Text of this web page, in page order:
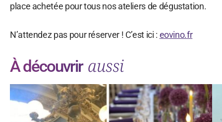
place achetée pour tous nos ateliers de dégustation.
N’attendez pas pour réserver ! C’est ici : eovino.fr
À découvrir aussi